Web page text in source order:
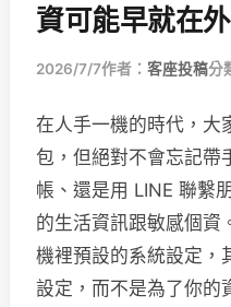
資可能早就在外
2026/7/7作者： 客座投稿分
在人手一機的時代，大
包，但絕對不會忘記帶
帳、還是用 LINE 聯繫
的生活資訊跟敏感個資
機裡預設的系統設定，
設定，而不是為了你的